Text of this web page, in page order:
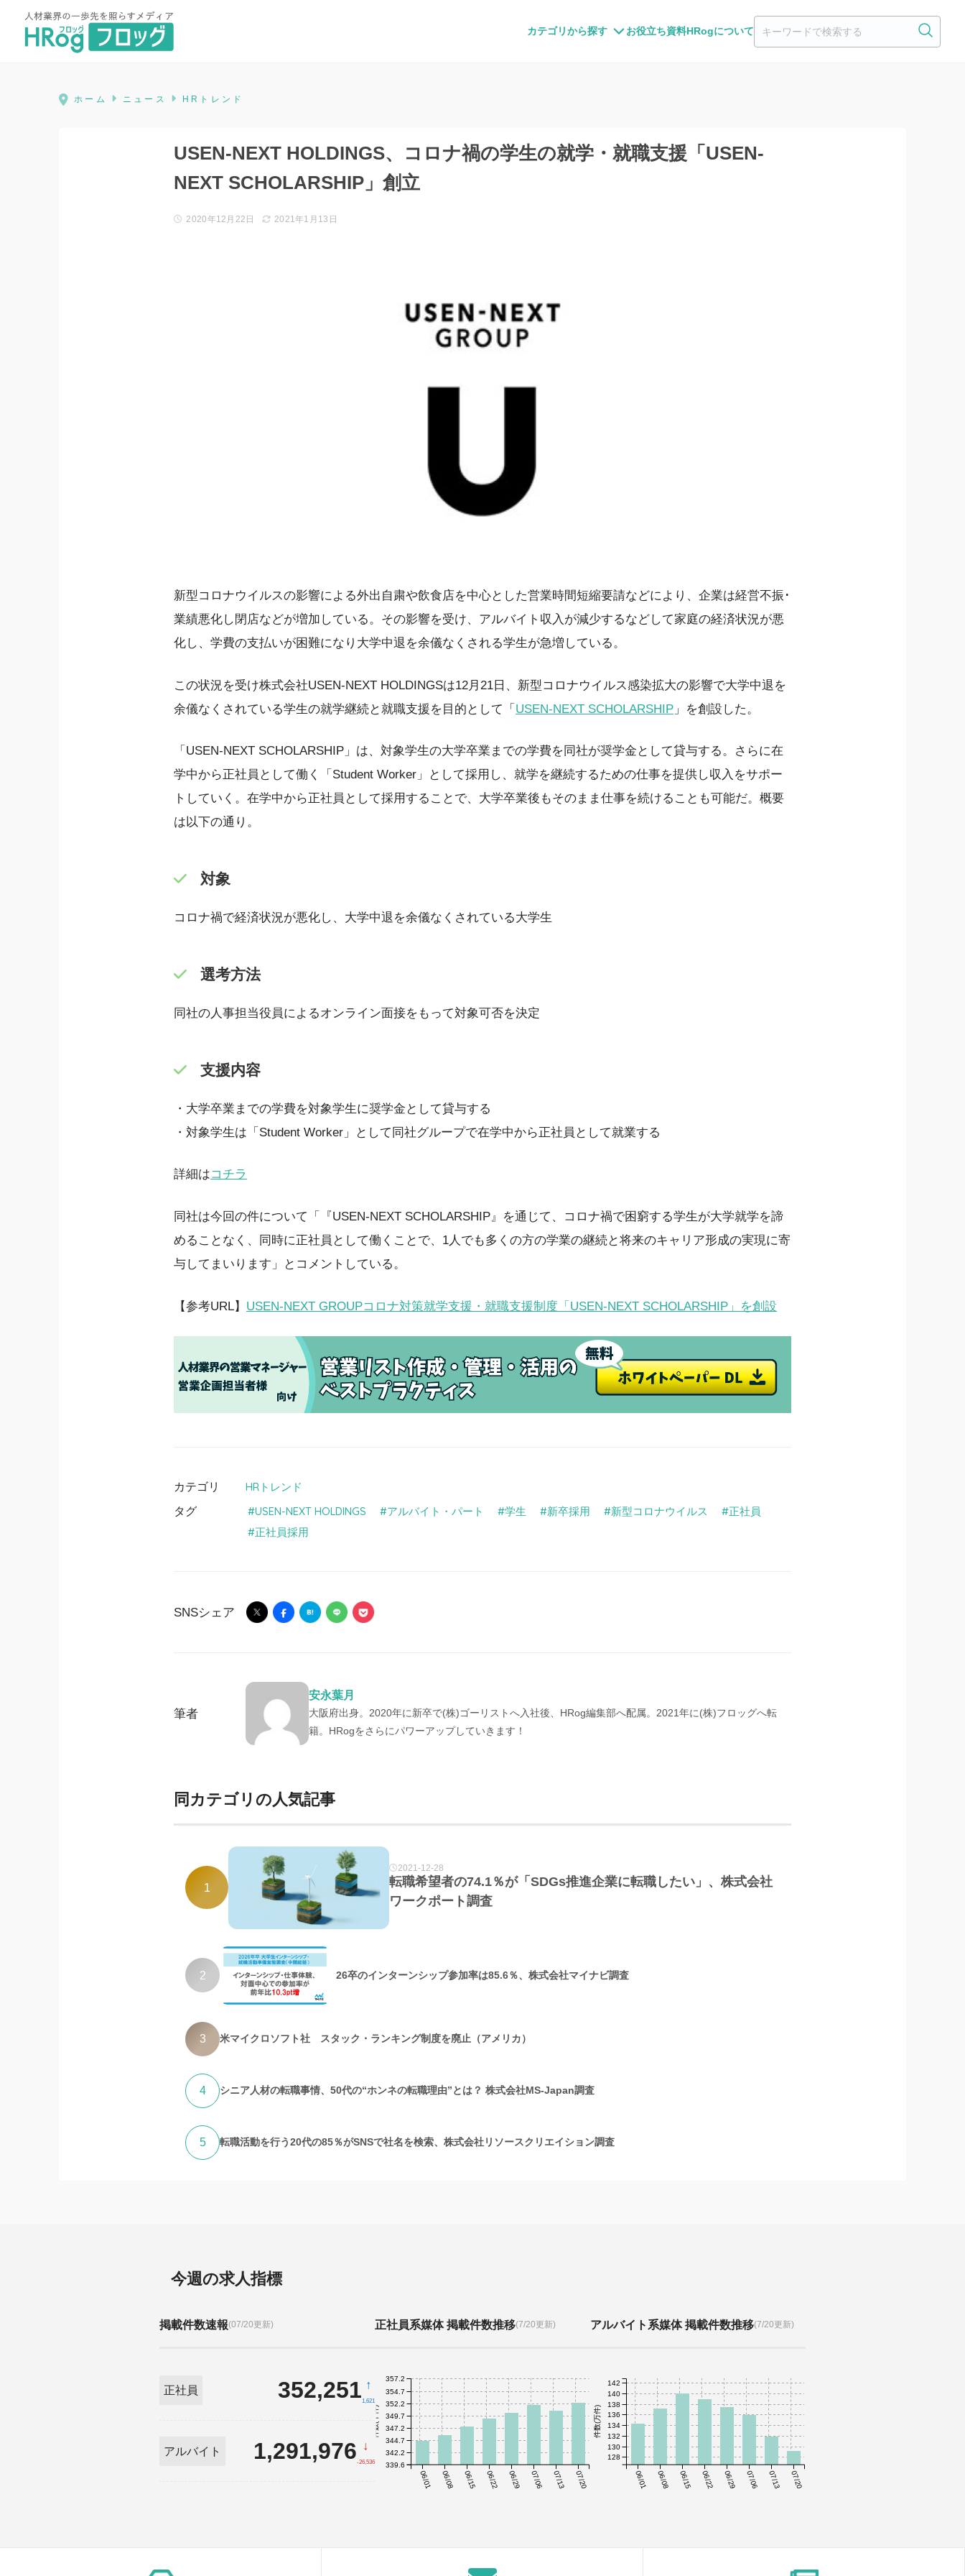
カテゴリから探す お役立ち資料HRogについて
HRog | 人材業界の一歩先を照らすメディア
ホーム ニュース HRトレンド
USEN-NEXT HOLDINGS、コロナ禍の学生の就学・就職支援「USEN-
NEXT SCHOLARSHIP」創立
2020年12月22日 2021年1月13日
新型コロナウイルスの影響による外出自粛や飲食店を中心とした営業時間短縮要請などにより、企業は経営不振･
業績悪化し閉店などが増加している。その影響を受け、アルバイト収入が減少するなどして家庭の経済状況が悪
化し、学費の支払いが困難になり大学中退を余儀なくされる学生が急増している。
この状況を受け株式会社USEN-NEXT HOLDINGSは12月21日、新型コロナウイルス感染拡大の影響で大学中退を
余儀なくされている学生の就学継続と就職支援を目的として「 USEN-NEXT SCHOLARSHIP 」を創設した。
「USEN-NEXT SCHOLARSHIP」は、対象学生の大学卒業までの学費を同社が奨学金として貸与する。さらに在
学中から正社員として働く「Student Worker」として採用し、就学を継続するための仕事を提供し収入をサポー
トしていく。在学中から正社員として採用することで、大学卒業後もそのまま仕事を続けることも可能だ。概要
は以下の通り。
対象
コロナ禍で経済状況が悪化し、大学中退を余儀なくされている大学生
選考方法
同社の人事担当役員によるオンライン面接をもって対象可否を決定
支援内容
・大学卒業までの学費を対象学生に奨学金として貸与する
・対象学生は「Student Worker」として同社グループで在学中から正社員として就業する
詳細はコチラ
同社は今回の件について「『USEN-NEXT SCHOLARSHIP』を通じて、コロナ禍で困窮する学生が大学就学を諦
めることなく、同時に正社員として働くことで、1人でも多くの方の学業の継続と将来のキャリア形成の実現に寄
与してまいります」とコメントしている。
【参考URL】 USEN-NEXT GROUPコロナ対策就学支援・就職支援制度「USEN-NEXT SCHOLARSHIP」を創設
カテゴリ HRトレンド
タグ USEN-NEXT HOLDINGS アルバイト・パート 学生 新卒採用 新型コロナウイルス
正社員
正社員採用
SNSシェア
筆者
安永葉月
大阪府出身。2020年に新卒で(株)ゴーリストへ入社後、HRog編集部へ配属。2021年に(株)フロッグへ転
籍。HRogをさらにパワーアップしていきます！
同カテゴリの人気記事
1
2021-12-28
転職希望者の74.1％が「SDGs推進企業に転職したい」、株式会社
ワークポート調査
2 26卒のインターンシップ参加率は85.6％、株式会社マイナビ調査
3 米マイクロソフト社 スタック・ランキング制度を廃止（アメリカ）
4 シニア人材の転職事情、50代の“ホンネの転職理由”とは？ 株式会社MS-Japan調査
5 転職活動を行う20代の85％がSNSで社名を検索、株式会社リソースクリエイション調査
今週の求人指標
掲載件数速報(07/20更新)
正社員 352,251 ↑
1,621
アルバイト 1,291,976 ↓
-26,536
正社員系媒体 掲載件数推移(7/20更新)
06/01 06/08 06/15 06/22 06/29 07/06 07/13 07/20
件数(千件)
339.6
342.2
344.7
347.2
349.7
352.2
354.7
357.2
アルバイト系媒体 掲載件数推移(7/20更新)
06/01 06/08 06/15 06/22 06/29 07/06 07/13 07/20
件数(万件)
128
130
132
134
136
138
140
142